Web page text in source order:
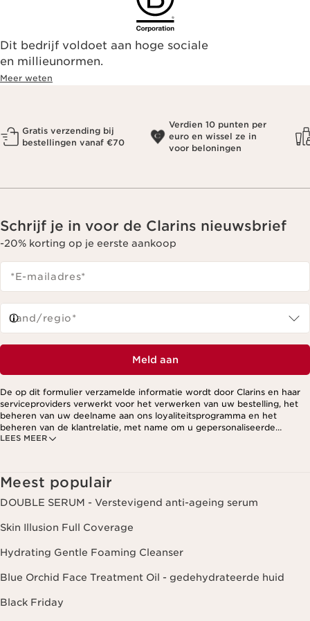
Dit bedrijf voldoet aan hoge sociale
en millieunormen.
Meer weten
Gratis verzending bij
bestellingen vanaf €70
Verdien 10 punten per
euro en wissel ze in
voor beloningen
Schrijf je in voor de Clarins nieuwsbrief
-20% korting op je eerste aankoop
*E-mailadres*
Land/regio*
Meld aan
LEES MEER
De op dit formulier verzamelde informatie wordt door Clarins en haar
serviceproviders verwerkt voor het verwerken van uw bestelling, het
beheren van uw deelname aan ons loyaliteitsprogramma en het
beheren van de klantrelatie, met name om u gepersonaliseerde
aanbiedingen te kunnen sturen op basis van uw eerdere aankopen en
Meest populair
DOUBLE SERUM - Verstevigend anti-ageing serum
Skin Illusion Full Coverage
Hydrating Gentle Foaming Cleanser
Blue Orchid Face Treatment Oil - gedehydrateerde huid
Black Friday